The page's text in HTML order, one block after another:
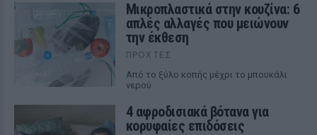
Μικροπλαστικά στην κουζίνα: 6
απλές αλλαγές που μειώνουν
την έκθεση
ΠΡΟΧΤΈΣ
Από το ξύλο κοπής μέχρι το μπουκάλι
νερού
4 αφροδισιακά βότανα για
κορυφαίες επιδόσεις